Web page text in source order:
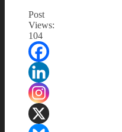
Post
Views:
104